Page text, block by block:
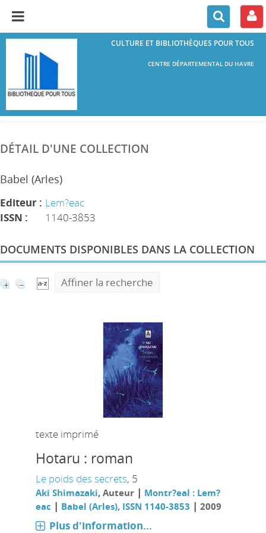
CULTURE ET BIBLIOTHÈQUES POUR TOUS
CENTRE DÉPARTEMENTAL DU HAVRE
DÉTAIL D'UNE COLLECTION
Babel (Arles)
Editeur : Lem?eac
ISSN :
1140-3853
DOCUMENTS DISPONIBLES DANS LA COLLECTION
Affiner la recherche
texte imprimé
Hotaru : roman
Le poids des secrets, 5
Aki Shimazaki, Auteur | Montr?eal : Lem?
eac | Babel (Arles), ISSN 1140-3853 | 2009
Plus d'information...